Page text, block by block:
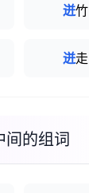
迸竹
迸走
间的组词